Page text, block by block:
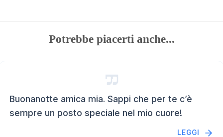
Potrebbe piacerti anche...
Buonanotte amica mia. Sappi che per te c’è
sempre un posto speciale nel mio cuore!
LEGGI